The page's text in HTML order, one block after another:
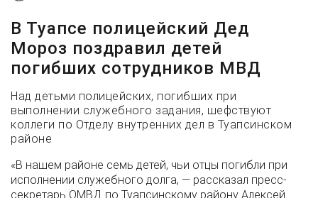
В Туапсе полицейский Дед
Мороз поздравил детей
погибших сотрудников МВД
Над детьми полицейских, погибших при
выполнении служебного задания, шефствуют
коллеги по Отделу внутренних дел в Туапсинском
районе
«В нашем районе семь детей, чьи отцы погибли при
исполнении служебного долга, — рассказал пресс-
секретарь ОМВД по Туапсинскому району Алексей